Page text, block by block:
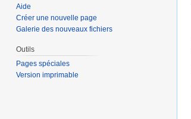
Aide
Créer une nouvelle page
Galerie des nouveaux fichiers
Outils
Pages spéciales
Version imprimable